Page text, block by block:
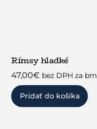
Rímsy hladké
47,00€ bez DPH za bm
Pridať do košíka